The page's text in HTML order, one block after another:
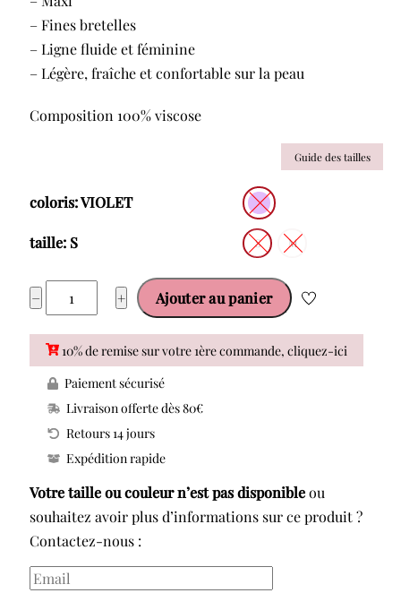
– Fines bretelles
– Ligne fluide et féminine
– Légère, fraîche et confortable sur la peau
Composition 100% viscose
Guide des tailles
coloris: VIOLET
taille: S S M
−
quantité
de
VI26-
013
VACANZE
ITALIANE
ROBE
ELARA
+ Ajouter au panier
10% de remise sur votre 1ère commande, cliquez-ici
Paiement sécurisé
Livraison offerte dès 80€
Retours 14 jours
Expédition rapide
Votre taille ou couleur n’est pas disponibleou
souhaitez avoir plus d’informations sur ce produit ?
Contactez-nous :